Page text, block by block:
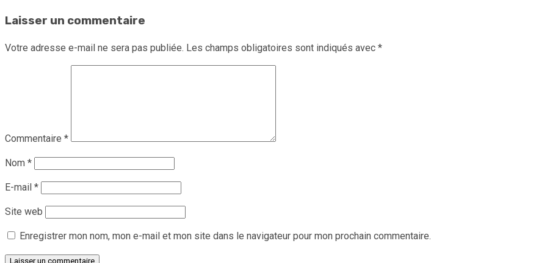
Laisser un commentaire
Votre adresse e-mail ne sera pas publiée. Les champs obligatoires sont indiqués avec *
Commentaire *
Nom *
E-mail *
Site web
Enregistrer mon nom, mon e-mail et mon site dans le navigateur pour mon prochain commentaire.